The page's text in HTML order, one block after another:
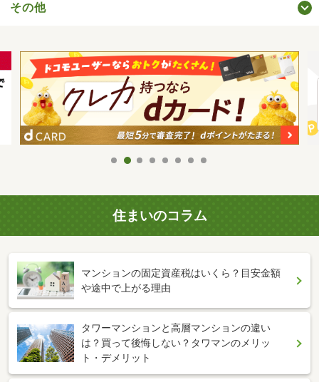
その他
住まいのコラム
マンションの固定資産税はいくら？目安金額
や途中で上がる理由
タワーマンションと高層マンションの違い
は？買って後悔しない？タワマンのメリッ
ト・デメリット